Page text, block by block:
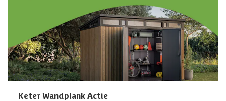
Keter Wandplank Actie